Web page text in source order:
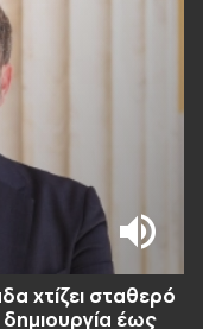
χτίζει σταθερό
δημιουργία έως